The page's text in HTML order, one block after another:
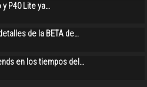
y P40 Lite ya…
de la BETA de…
en los tiempos del…